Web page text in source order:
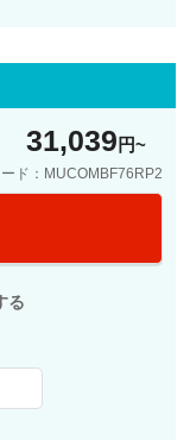
内します
劇場
31,039 円
ド：MUCOMBF76RP2
る